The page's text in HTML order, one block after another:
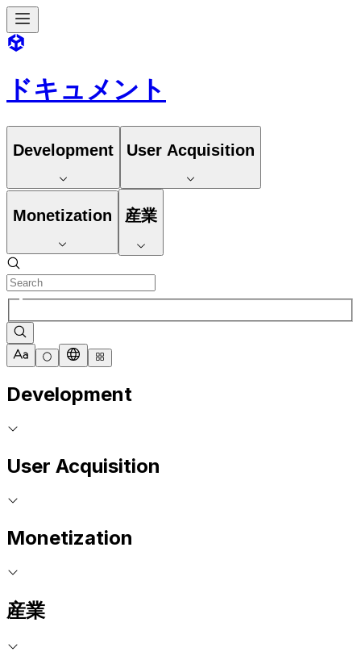
ドキュメント
Development User Acquisition
Monetization 産業
Development
User Acquisition
Monetization
産業